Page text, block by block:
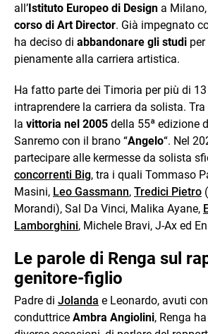
all’Istituto Europeo di Design a
corso di Art Director. Già impegnato
ha deciso di abbandonare gli studi
pienamente alla carriera artistica.
Ha fatto parte dei Timoria per più di
intraprendere la carriera da solista. Tra
la vittoria nel 2005 della 55ª edizione
Sanremo con il brano “Angelo“. Nel
partecipare alle kermesse da solista
concorrenti Big, tra i quali Tommaso
Masini, Leo Gassmann, Tredici Pietro
Morandi), Sal Da Vinci, Malika Ayane,
Lamborghini, Michele Bravi, J-Ax ed
Le parole di Renga sul
genitore-figlio
Padre di Jolanda e Leonardo, avuti
conduttrice Ambra Angiolini, Renga